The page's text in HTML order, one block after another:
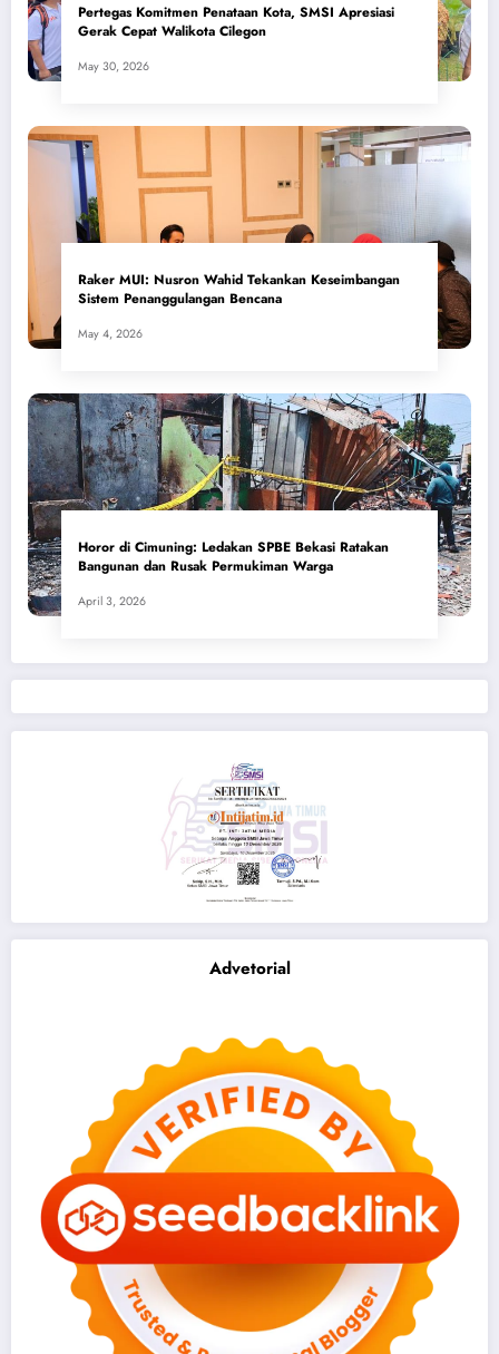
Pertegas Komitmen Penataan Kota, SMSI Apresiasi
Gerak Cepat Walikota Cilegon
May 30, 2026
​Raker MUI: Nusron Wahid Tekankan Keseimbangan
Sistem Penanggulangan Bencana
May 4, 2026
Horor di Cimuning: Ledakan SPBE Bekasi Ratakan
Bangunan dan Rusak Permukiman Warga
April 3, 2026
Advetorial